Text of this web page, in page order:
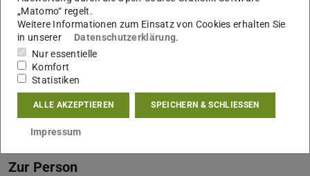
Kontakt
koch@pg.tu-...
Links
Mehr erfahren zum DFG-Projekt
Zur Person
„Matomo“ regelt.
Weitere Informationen zum Einsatz von Cookies erhalten Sie
in unserer
Datenschutzerklärung.
Nur essentielle
Komfort
Statistiken
ALLE AKZEPTIEREN SPEICHERN & SCHLIESSEN
Impressum